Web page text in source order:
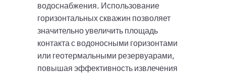
водоснабжения. Использование
горизонтальных скважин позволяет
значительно увеличить площадь
контакта с водоносными горизонтами
или геотермальными резервуарами,
повышая эффективность извлечения